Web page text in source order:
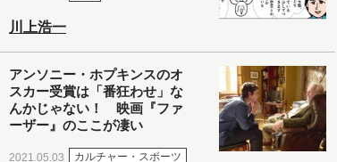
川上浩一
アンソニー・ホプキンスのオ
スカー受賞は「番狂わせ」な
んかじゃない！ 映画『ファ
ーザー』のここが凄い
2021.05.03 カルチャー・スポーツ